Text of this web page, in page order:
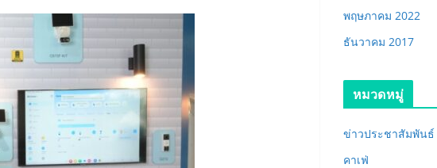
พฤษภาคม 2022
ธันวาคม 2017
หมวดหมู่
ข่าวประชาสัมพันธ์
คาเฟ่